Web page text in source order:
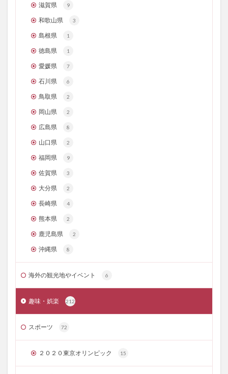
滋賀県 9
和歌山県 3
島根県 1
徳島県 1
愛媛県 7
石川県 6
鳥取県 2
岡山県 2
広島県 8
山口県 2
福岡県 9
佐賀県 3
大分県 2
長崎県 4
熊本県 2
鹿児島県 2
沖縄県 8
海外の観光地やイベント 6
趣味・娯楽 212
スポーツ 72
２０２０東京オリンピック 15